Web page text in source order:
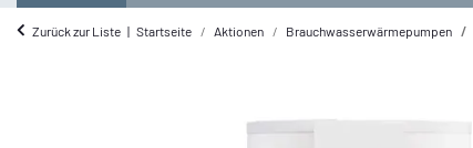
Zurück zur Liste Startseite Aktionen Brauchwasserwärmepumpen